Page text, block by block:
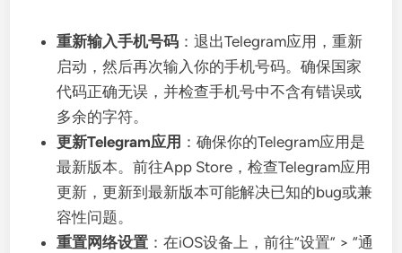
重新输入手机号码 ：退出Telegram应用，重新
启动，然后再次输入你的手机号码。确保国家
代码正确无误，并检查手机号中不含有错误或
多余的字符。
更新Telegram应用 ：确保你的Telegram应用是
最新版本。前往App Store，检查Telegram应用
更新，更新到最新版本可能解决已知的bug或兼
容性问题。
重置网络设置 ：在iOS设备上，前往“设置” > “通